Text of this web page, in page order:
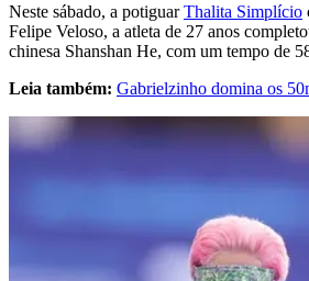
Neste sábado, a potiguarThalita Simplício
Felipe Veloso, a atleta de 27 anos
chinesa Shanshan He, com um tempo de
Leia também: Gabrielzinho domina os